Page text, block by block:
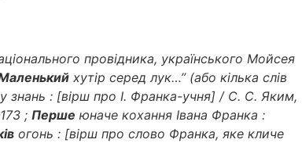
провідника, українського Мойсея
хутір серед лук…” (або кілька слів
знань : [вірш про І. Франка-учня] / С. С. Яким,
; Перше юначе кохання Івана Франка :
огонь : [вірш про слово Франка, яке кличе